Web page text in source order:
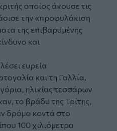
οποίος άκουσε τις
την «προφυλάκιση
της επιβαρυμένης
και
ευρεία
και τη Γαλλία,
ηλικίας τεσσάρων
το βράδυ της Τρίτης,
δρόμο κοντά στο
100 χιλιόμετρα